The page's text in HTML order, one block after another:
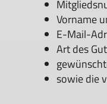
Vorname
E-Mail-
Art des
sowie die